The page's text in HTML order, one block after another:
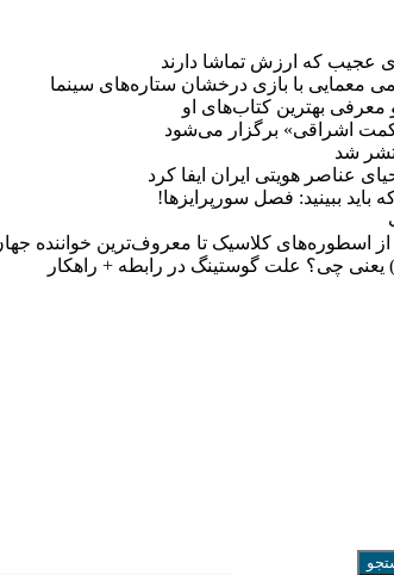
معمایی با بازی درخشان ستاره‌های سینما
معرفی بهترین کتاب‌های او
اشراقی» برگزار می‌شود
شد
عناصر هویتی ایران ایفا کرد
اسطوره‌های کلاسیک تا معروف‌ترین خواننده جهان